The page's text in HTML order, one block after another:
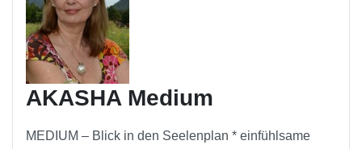
AKASHA Medium
MEDIUM – Blick in den Seelenplan * einfühlsame